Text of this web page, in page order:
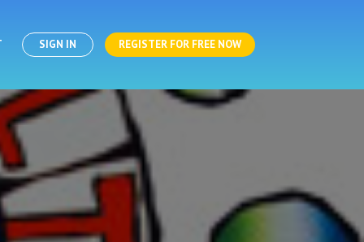
SIGN IN REGISTER FOR FREE NOW